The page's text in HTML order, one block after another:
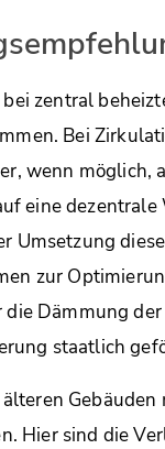
zentral
Bei
wenn möglich,
eine
Umsetzung
zur
Dämmung
staatlich
älteren
Hier sind die